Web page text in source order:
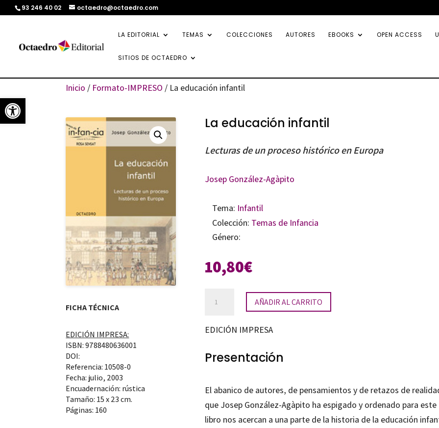
Abrir barra de herramientas
93 246 40 02 octaedro@octaedro.com
LA EDITORIAL TEMAS COLECCIONES AUTORES EBOOKS OPEN ACCESS
SITIOS DE OCTAEDRO
Inicio / Formato-IMPRESO / La educación infantil
FICHA TÉCNICA
EDICIÓN IMPRESA:
ISBN: 9788480636001
DOI:
Referencia: 10508-0
Fecha: julio, 2003
Encuadernación: rústica
Tamaño: 15 x 23 cm.
Páginas: 160
La educación infantil
Lecturas de un proceso histórico en Europa
Josep González-Agàpito
Tema: Infantil
Colección: Temas de Infancia
Género:
10,80€
infantil
AÑADIR AL CARRITO
EDICIÓN IMPRESA
Presentación
El abanico de autores, de pensamientos y de retazos de
que Josep González-Agàpito ha espigado y ordenado para este
libro nos acercan a una parte de la historia de la educación